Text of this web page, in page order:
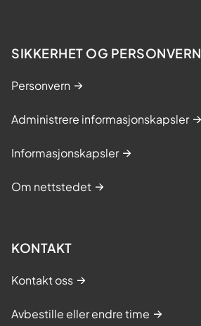
SIKKERHET OG PERSONVERN
Personvern
Administrere informasjonskapsler
Informasjonskapsler
Om nettstedet
KONTAKT
Kontakt oss
Avbestille eller endre time